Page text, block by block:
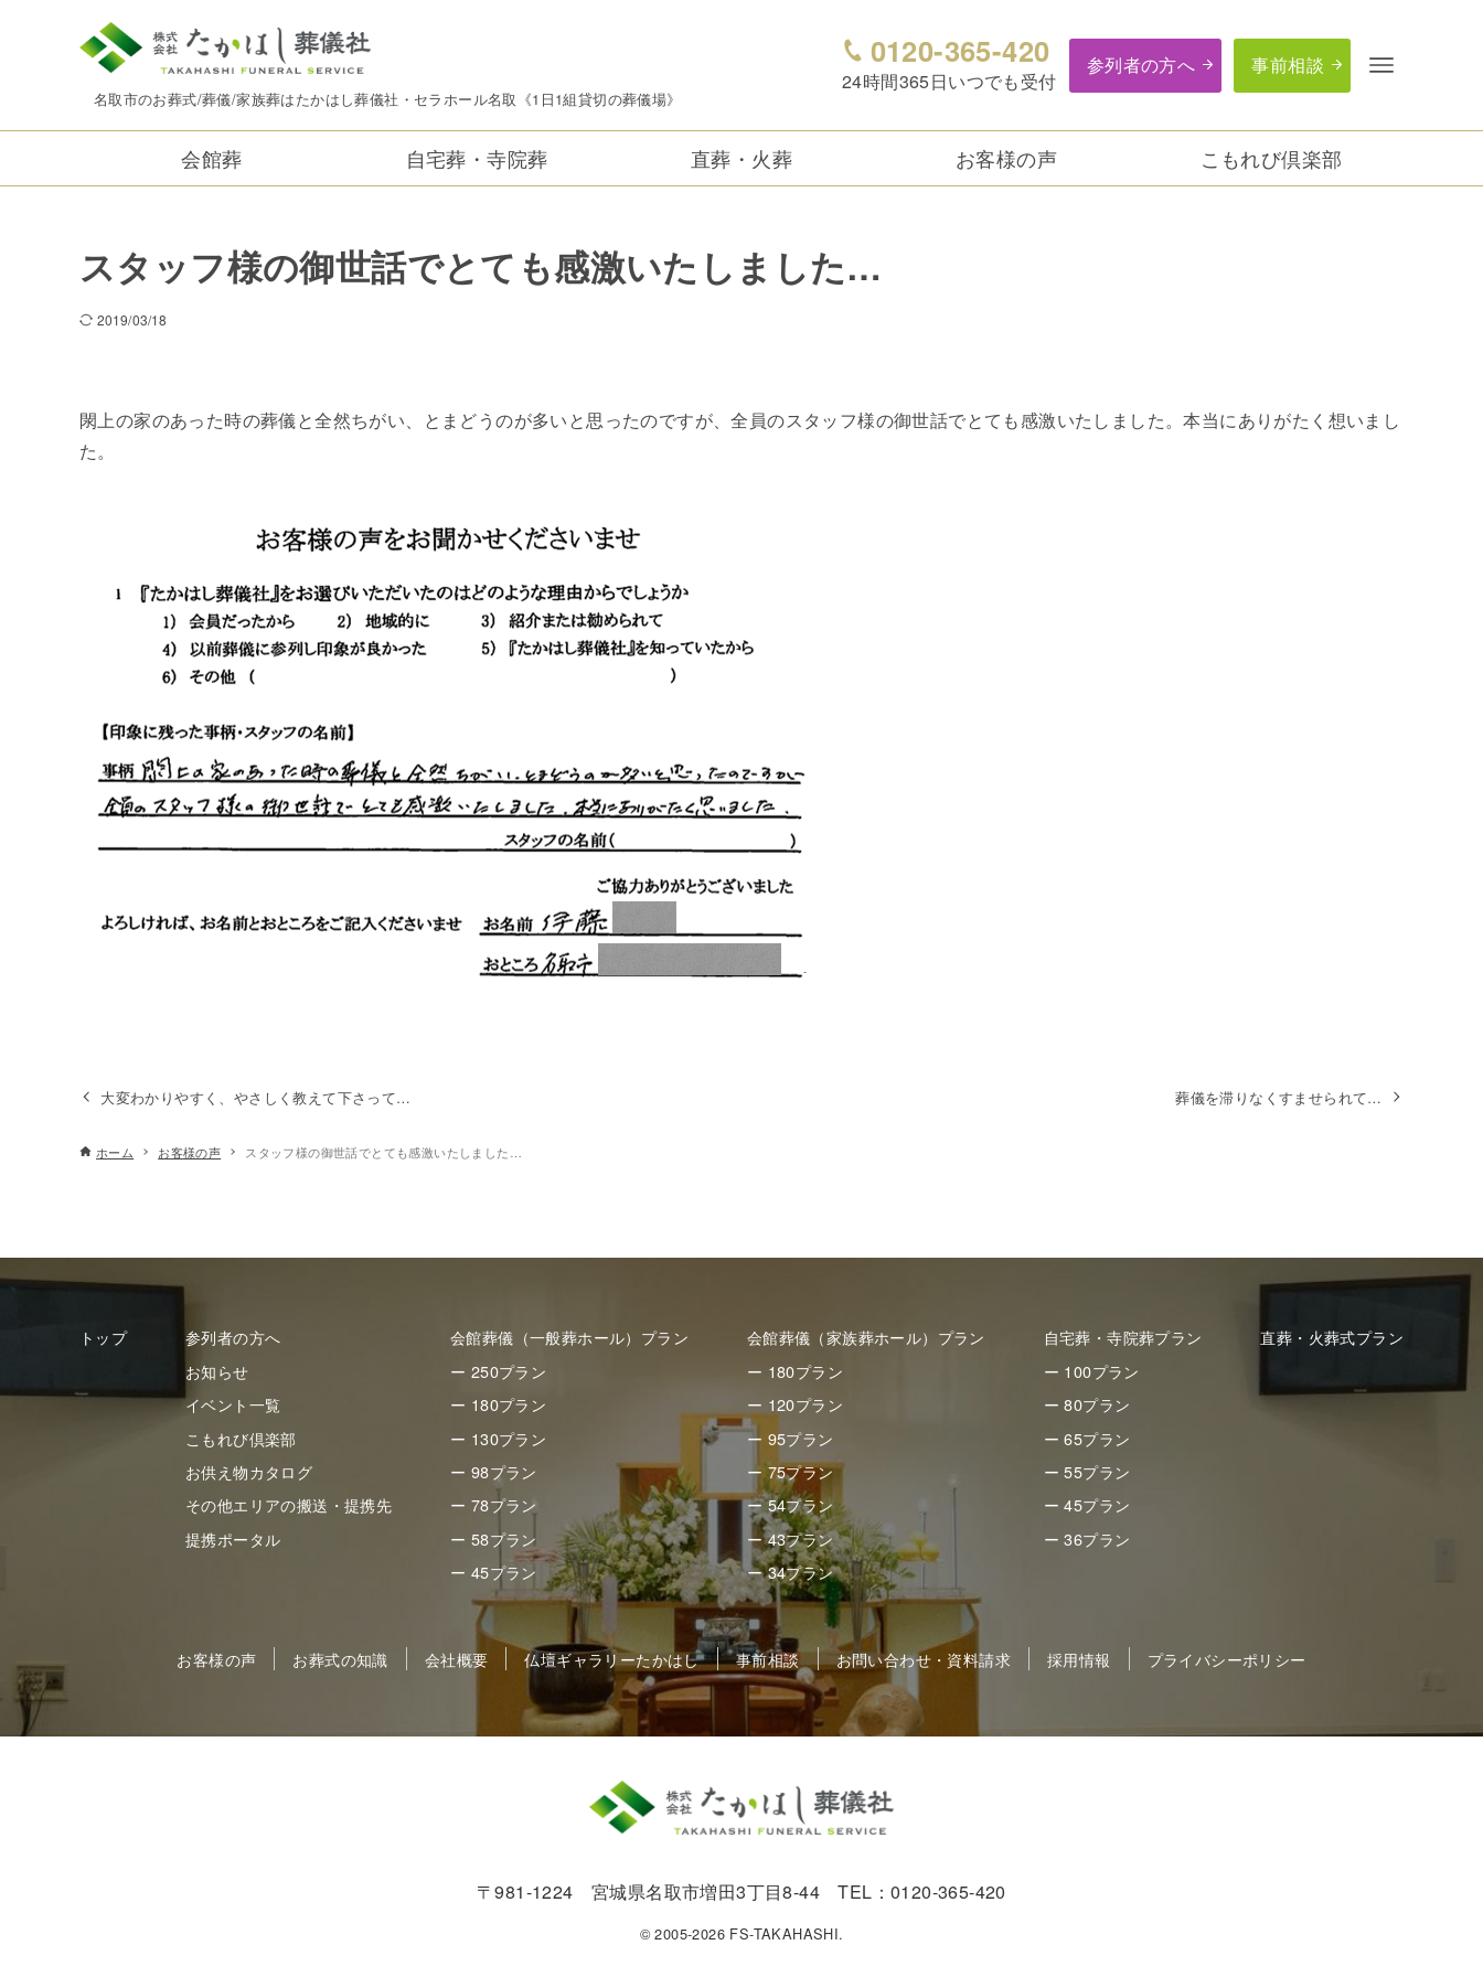
名取市のお葬式/葬儀/家族葬はたかはし葬儀社・セラホール名取《1日1組貸切の葬儀場》
0120-365-420
24時間365日いつでも受付
参列者の方へ 事前相談
会館葬 自宅葬・寺院葬 直葬・火葬 お客様の声 こもれび倶楽部
スタッフ様の御世話でとても感激いたしました…
2019/03/18
閖上の家のあった時の葬儀と全然ちがい、とまどうのが多いと思ったのですが、全員のスタッフ様の御世話でとても感激いたしました。本当にありがたく想いまし
た。
大変わかりやすく、やさしく教えて下さって… 葬儀を滞りなくすませられて…
ホーム お客様の声 スタッフ様の御世話でとても感激いたしました…
トップ
参列者の方へ
お知らせ
イベント一覧
こもれび倶楽部
お供え物カタログ
その他エリアの搬送・提携先
提携ポータル
会館葬儀（一般葬ホール）プラン
ー 250プラン
ー 180プラン
ー 130プラン
ー 98プラン
ー 78プラン
ー 58プラン
ー 45プラン
会館葬儀（家族葬ホール）プラン
ー 180プラン
ー 120プラン
ー 95プラン
ー 75プラン
ー 54プラン
ー 43プラン
ー 34プラン
自宅葬・寺院葬プラン
ー 100プラン
ー 80プラン
ー 65プラン
ー 55プラン
ー 45プラン
ー 36プラン
直葬・火葬式プラン
お客様の声 お葬式の知識 会社概要 仏壇ギャラリーたかはし 事前相談 お問い合わせ・資料請求 採用情報 プライバシーポリシー
〒981-1224 宮城県名取市増田3丁目8-44 TEL：0120-365-420
© 2005-2026 FS-TAKAHASHI.